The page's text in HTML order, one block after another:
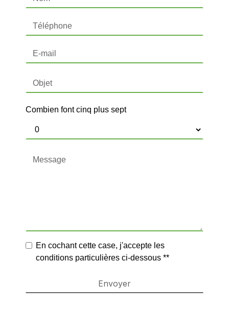
Combien font cinq plus sept
En cochant cette case, j'accepte les
conditions particulières ci-dessous **
Envoyer